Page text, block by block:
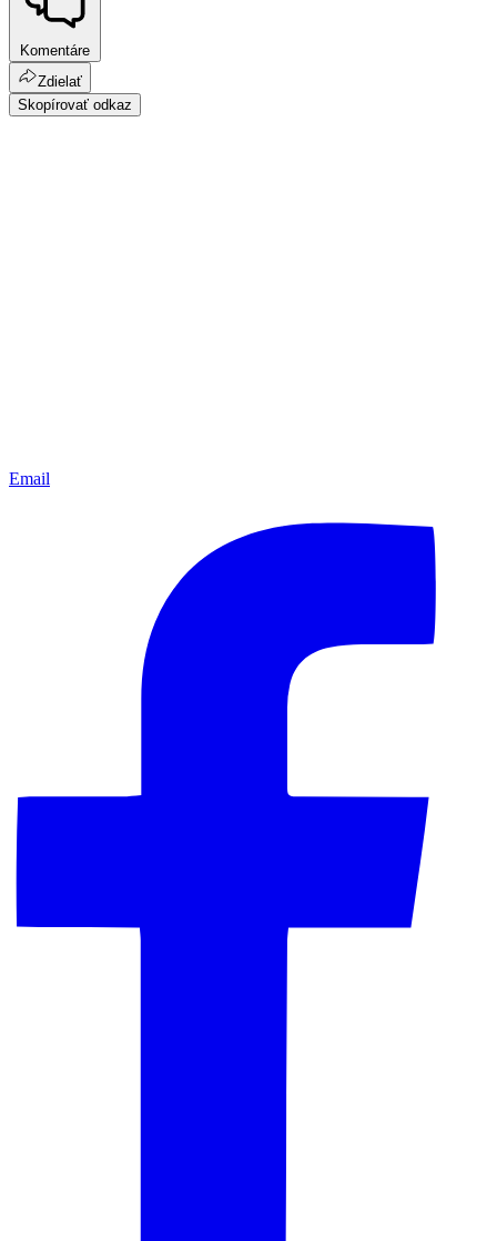
Komentáre
Zdielať
Skopírovať odkaz
Email